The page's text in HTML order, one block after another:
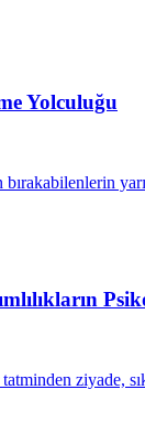
Yolculuğu
bırakabilenlerin
ziyade,